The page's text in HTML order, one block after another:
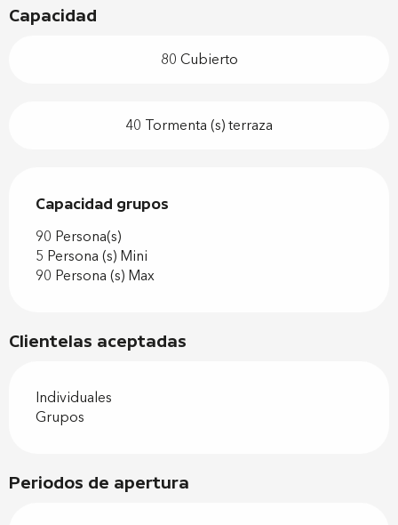
Capacidad
80 Cubierto
40 Tormenta (s) terraza
Capacidad grupos
Capacidad grupos
90 Persona(s)
5 Persona (s) Mini
90 Persona (s) Max
Clientelas aceptadas
Individuales
Grupos
Periodos de apertura